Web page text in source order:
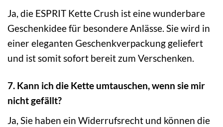
Ja, die ESPRIT Kette Crush ist eine wunderbare
Geschenkidee für besondere Anlässe. Sie wird in
einer eleganten Geschenkverpackung geliefert
und ist somit sofort bereit zum Verschenken.
7. Kann ich die Kette umtauschen, wenn sie mir
nicht gefällt?
Ja, Sie haben ein Widerrufsrecht und können die